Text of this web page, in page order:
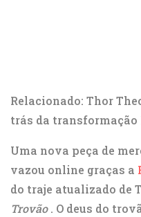
Relacionado: Thor
trás da transformação
Uma nova peça de
vazou online graças a
do traje atualizado de
Trovão. O deus do